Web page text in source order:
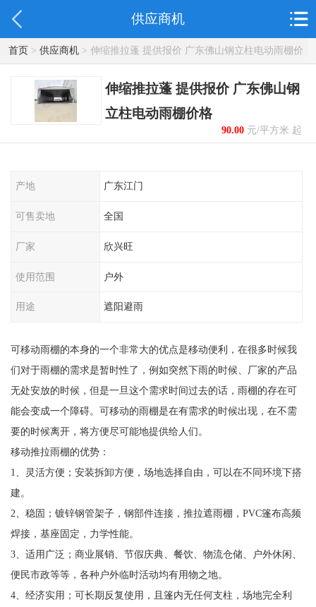
供应商机
首页> 供应商机> 伸缩推拉蓬 提供报价 广东佛山钢立柱电动雨棚价
格
伸缩推拉蓬 提供报价 广东佛山钢
立柱电动雨棚价格
90.00元/平方米 起
产地 广东江门
可售卖地 全国
厂家 欣兴旺
使用范围 户外
用途 遮阳避雨
可移动雨棚的本身的一个非常大的优点是移动便利，在很多时候我
们对于雨棚的需求是暂时性了，例如突然下雨的时候、厂家的产品
无处安放的时候，但是一旦这个需求时间过去的话，雨棚的存在可
能会变成一个障碍。可移动的雨棚是在有需求的时候出现，在不需
要的时候离开，将方便尽可能地提供给人们。
移动推拉雨棚的优势：
1、灵活方便；安装拆卸方便，场地选择自由，可以在不同环境下搭
建。
2、稳固；镀锌钢管架子，钢部件连接，推拉遮雨棚，PVC篷布高频
焊接，基座固定，力学性能。
3、适用广泛；商业展销、节假庆典、餐饮、物流仓储、户外休闲、
便民市政等等，各种户外临时活动均有用物之地。
4、经济实用；可长期反复使用，且篷内无任何支柱，场地完全利